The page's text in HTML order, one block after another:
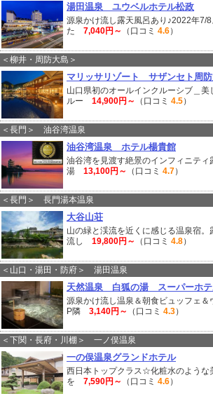
湯田温泉 ユウベルホテル松政
源泉かけ流し露天風呂あり♪2022年7/
た 7,040円～ （口コミ 4.6）
＜柳井・周防大島＞
マリッサリゾート サザンセト周防
山口県初のオールインクルーシブ＿
ルー 14,900円～ （口コミ 4.5）
＜長門＞ 油谷湾温泉
油谷湾温泉 ホテル楊貴館
油谷湾を見渡す絶景のインフィニティ
湯 13,100円～ （口コミ 4.7）
＜長門＞ 長門湯本温泉
大谷山荘
山の緑と渓流を近くに感じる温泉宿
流し 19,800円～ （口コミ 4.8）
＜山口・湯田・防府＞ 湯田温泉
天然温泉 白狐の湯 スーパーホテ
源泉かけ流し温泉＆朝食ビュッフェ
P隣 3,140円～ （口コミ 4.3）
＜下関・長府・川棚＞ 一ノ俣温泉
一の俣温泉グランドホテル
西日本トップクラス☆化粧水のような
を 7,590円～ （口コミ 4.6）